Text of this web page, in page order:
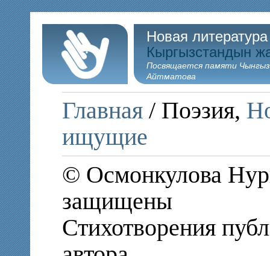
Новая
Кыргызстандын
Посвящается памяти
Айтматова
Главная / Поэзия,
ищущие
© Осмонкулова
защищены
Стихотворения